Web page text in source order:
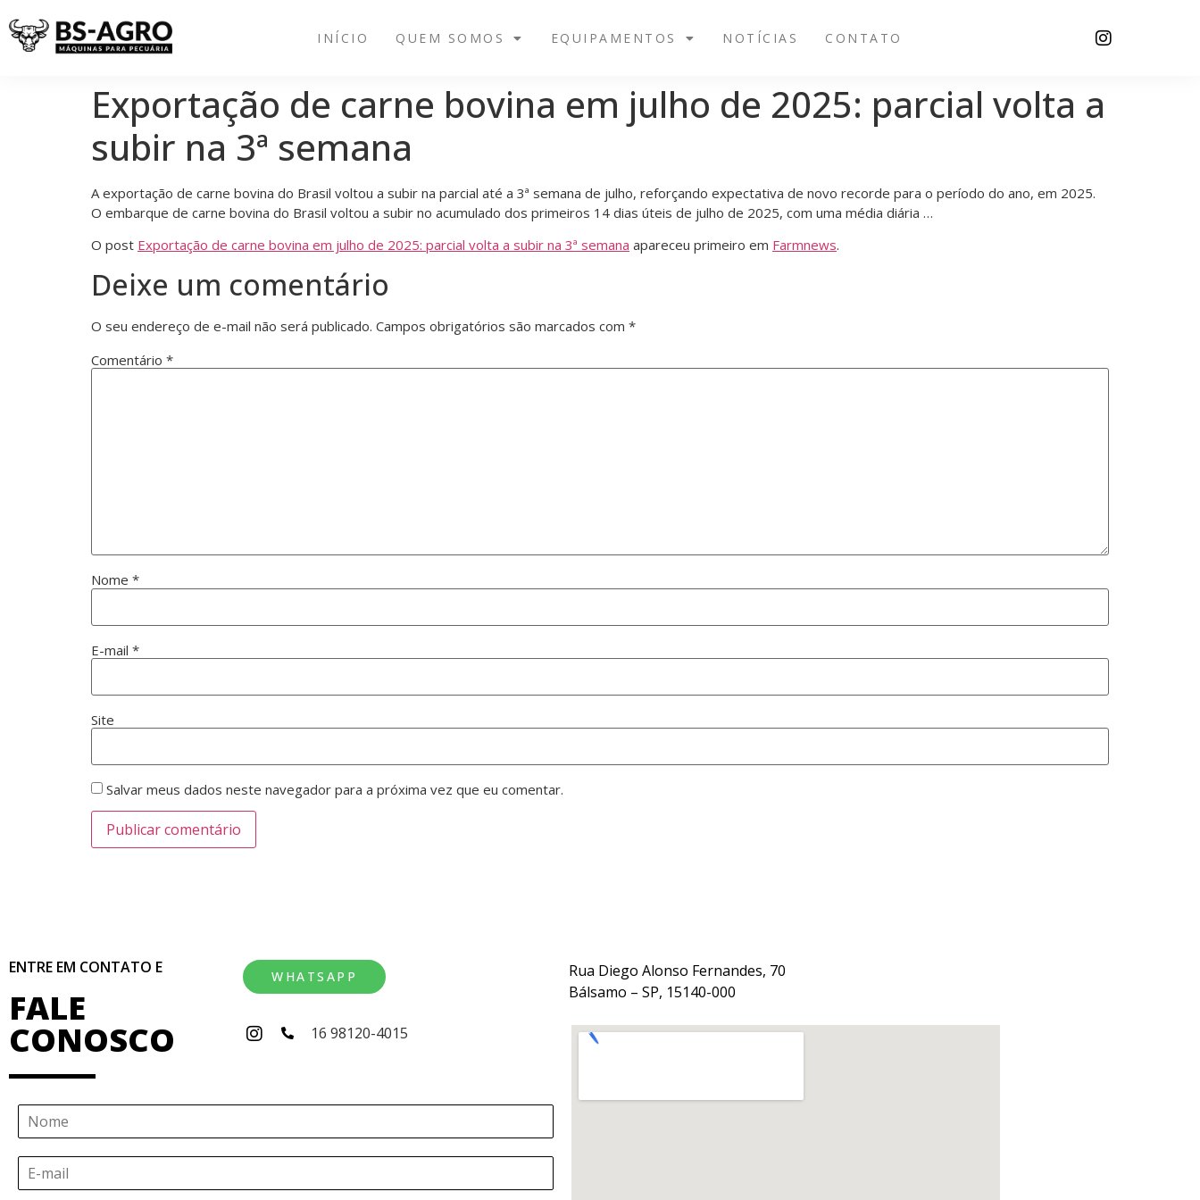
INÍCIO QUEM SOMOS EQUIPAMENTOS NOTÍCIAS CONTATO
Exportação de carne bovina em julho de 2025: parcial volta a
subir na 3ª semana
A exportação de carne bovina do Brasil voltou a subir na parcial até a 3ª semana de julho, reforçando expectativa de novo recorde para o período do ano, em 2025.
O embarque de carne bovina do Brasil voltou a subir no acumulado dos primeiros 14 dias úteis de julho de 2025, com uma média diária …
O post Exportação de carne bovina em julho de 2025: parcial volta a subir na 3ª semana apareceu primeiro em Farmnews.
Deixe um comentário
O seu endereço de e-mail não será publicado. Campos obrigatórios são marcados com *
Comentário *
Nome *
E-mail *
Site
Salvar meus dados neste navegador para a próxima vez que eu comentar.
ENTRE EM CONTATO E
FALE
CONOSCO
WHATSAPP
16 98120-4015
Rua Diego Alonso Fernandes, 70
Bálsamo – SP, 15140-000
N
E